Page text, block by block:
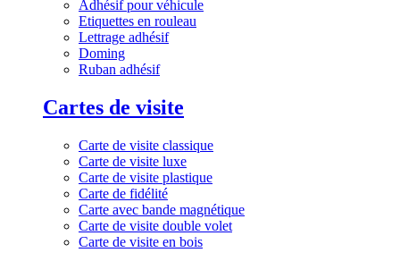
Adhésif pour véhicule
Etiquettes en rouleau
Lettrage adhésif
Doming
Ruban adhésif
Cartes de visite
Carte de visite classique
Carte de visite luxe
Carte de visite plastique
Carte de fidélité
Carte avec bande magnétique
Carte de visite double volet
Carte de visite en bois